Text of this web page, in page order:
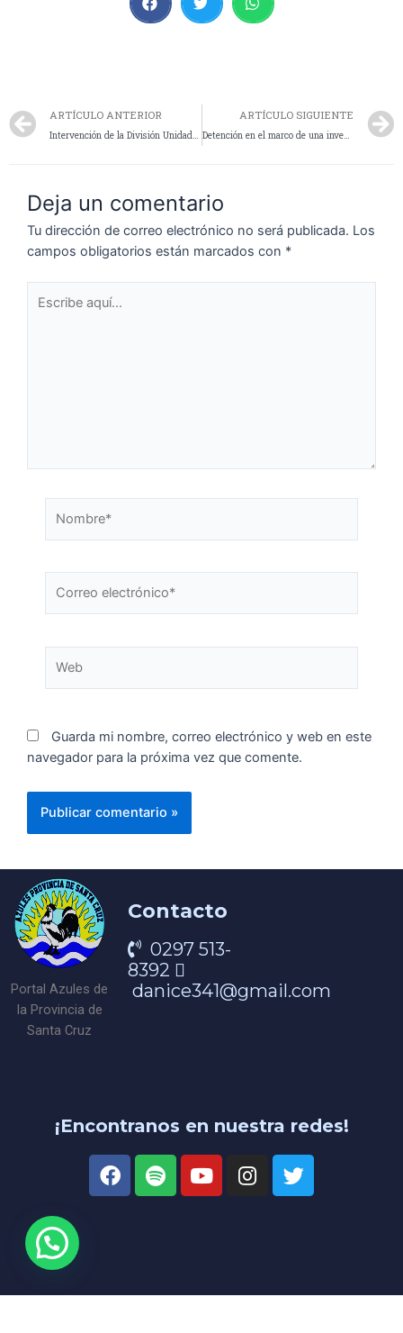
ARTÍCULO ANTERIOR ARTÍCULO SIGUIENTE
Detención en el marco de una investigación por intento de homicidio en Zona Rural Sudoeste
Deja un comentario
Tu dirección de correo electrónico no será publicada. Los
campos obligatorios están marcados con *
Guarda mi nombre, correo electrónico y web en este
navegador para la próxima vez que comente.
Portal Azules de
la Provincia de
Santa Cruz
Contacto
0297 513-
8392
danice341@gmail.com
¡Encontranos en nuestra redes!